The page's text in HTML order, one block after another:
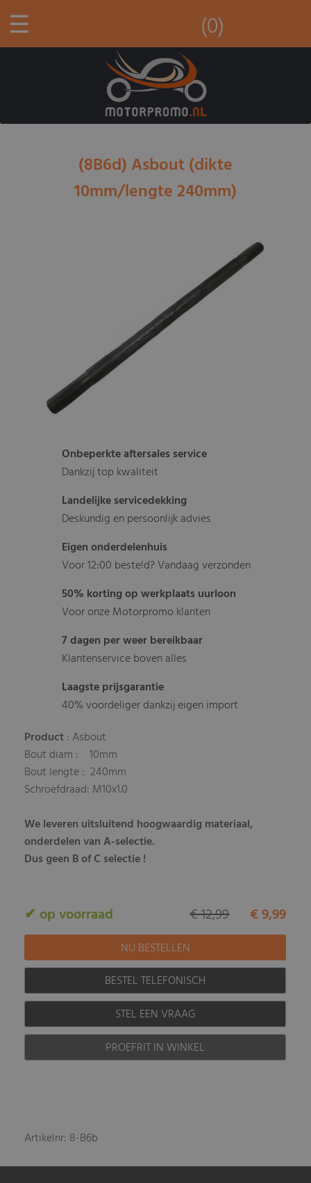
☰ (0)
(8B6d) Asbout (dikte
10mm/lengte 240mm)
Onbeperkte aftersales service
Dankzij top kwaliteit
Landelijke servicedekking
Deskundig en persoonlijk advies
Eigen onderdelenhuis
Voor 12:00 besteld? Vandaag verzonden
50% korting op werkplaats uurloon
Voor onze Motorpromo klanten
7 dagen per weer bereikbaar
Klantenservice boven alles
Laagste prijsgarantie
40% voordeliger dankzij eigen import
Product: Asbout
Bout diam : 10mm
Bout lengte : 240mm
Schroefdraad: M10x1.0
We leveren uitsluitend hoogwaardig materiaal,
onderdelen van A-selectie.
Dus geen B of C selectie !
✔ op voorraad € 9,99
€ 12,99
BESTEL TELEFONISCH
STEL EEN VRAAG
PROEFRIT IN WINKEL
Artikelnr: 8-B6b